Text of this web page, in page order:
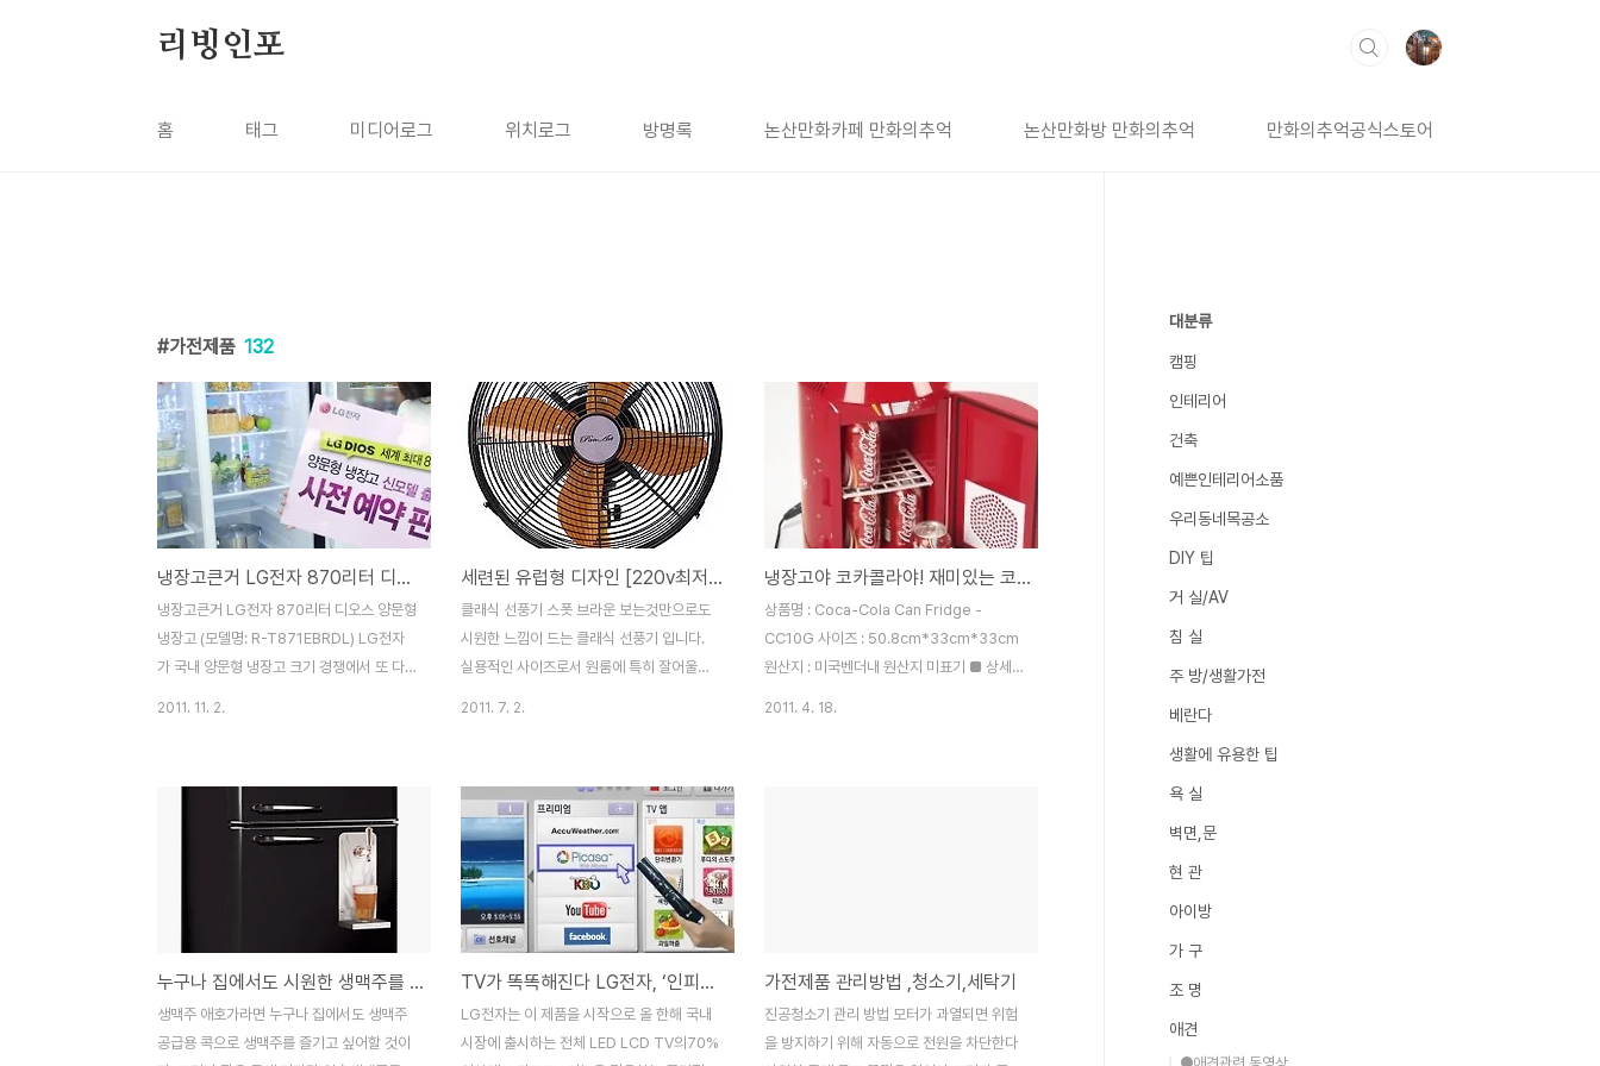
리빙인포
홈 태그 미디어로그 위치로그 방명록 논산만화카페 만화의추억 논산만화방 만화의추억 만화의추억공식스토어
가전제품 132
냉장고큰거 LG전자 870리터 디오스 양문형 냉장고 (모델명: R-T871EBRDL)
냉장고큰거 LG전자 870리터 디오스 양문형
냉장고 (모델명: R-T871EBRDL) LG전자
가 국내 양문형 냉장고 크기 경쟁에서 또 다
내 시장에 출시한다. 신모델 출시 기념으로
전국 매장에서 사전 예약 구매 고객 870명에
게 선착순으로 87만원 캐쉬백이나 상품권 혜
택 제공 및 870만원 여행상품권 추첨 행사
등 870리터 최대 용량을 강조하는 이벤트를
1일부터 30일까지 진행한다. 신제품은 세계
3대 산업 디자이너 ‘카림 라시드(Karim
Rashid)’의 디자인을 적용해 현대적이면서
도 우아한 패턴으로 세련된 감성디자인을 ..
2011. 11. 2.
세련된 유럽형 디자인 [220v최저가!단독세일]클래식 선풍기 스폿 브라운
클래식 선풍기 스폿 브라운 보는것만으로도
시원한 느낌이 드는 클래식 선풍기 입니다.
실용적인 사이즈로서 원룸에 특히 잘어울리
장마전에 꼭 준비하세요. 사이즈 : 33 * 45
재 질 : 금속 ★특징★ -세련된 유럽형 디자
인 -현대적 클래식한 분위기 -약/중/강/3단
계 풍량 조절 -상하각도 조절/좌우회전 -금속
날개 회전으로 더욱더 시원한 느낌 -튼튼하
고 넓은 받침으로 신뢰성 증가 =>링크>세련
된 유럽형 디자인 [220v최저가!단독세일]클
래식 선풍기 스폿 브라운 [선풍기] [주 방/생
활가전] - HAUOLIN, 신년맞이 유럽 Top
2011. 7. 2.
냉장고야 코카콜라야! 재미있는 코카콜라캔모양 미니어쳐 디자인의 휴대용 냉장고!
상품명 : Coca-Cola Can Fridge -
CC10G 사이즈 : 50.8cm*33cm*33cm
원산지 : 미국벤더내 원산지 미표기 ■ 상세
콜라캔모양 미니어쳐 디자인의 휴대용 냉장
고! 바로가기 [가전제품] [주 방/생활가전] -
냉장고도 디자인이다. BMW 미니 냉장고 [..
2011. 4. 18.
누구나 집에서도 시원한 생맥주를 ..노스스타 브루 마스터 생맥주 시스템 냉장고
생맥주 애호가라면 누구나 집에서도 생맥주
공급용 콕으로 생맥주를 즐기고 싶어할 것이
TV가 똑똑해진다 LG전자, ‘인피니아 3D 스마트TV’ 본격 출시
LG전자는 이 제품을 시작으로 올 한해 국내
시장에 출시하는 전체 LED LCD TV의70%
가전제품 관리방법 ,청소기,세탁기
진공청소기 관리 방법 모터가 과열되면 위험
을 방지하기 위해 자동으로 전원을 차단한다
대분류
캠핑
인테리어
건축
예쁜인테리어소품
우리동네목공소
DIY 팁
거 실/AV
침 실
주 방/생활가전
베란다
생활에 유용한 팁
욕 실
벽면,문
현 관
아이방
가 구
조 명
애견